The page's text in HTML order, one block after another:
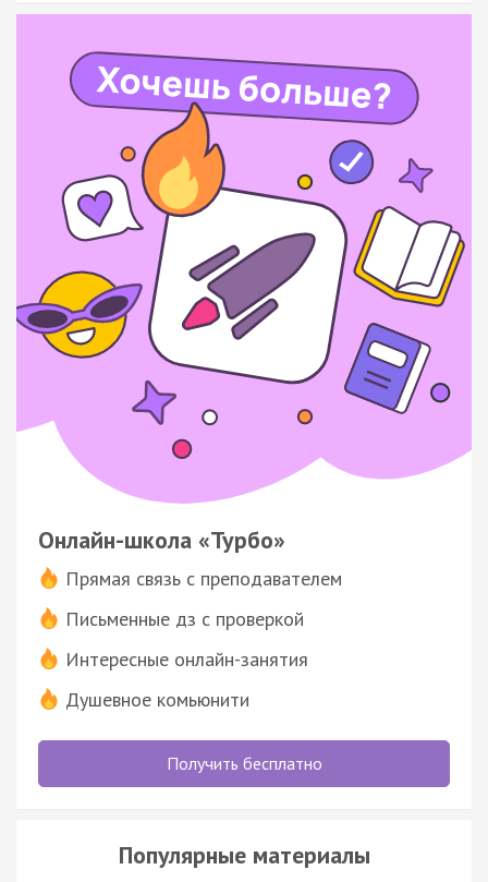
Онлайн-школа «Турбо»
Прямая связь с преподавателем
Письменные дз с проверкой
Интересные онлайн-занятия
Душевное комьюнити
Получить бесплатно
Популярные материалы